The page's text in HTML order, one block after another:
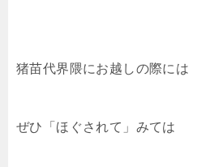
猪苗代界隈にお越しの際には
ぜひ「ほぐされて」みては